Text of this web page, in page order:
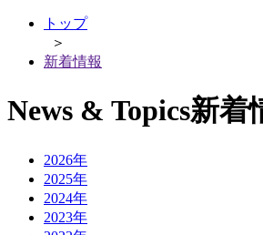
トップ
＞
新着情報
News & Topics新着
2026年
2025年
2024年
2023年